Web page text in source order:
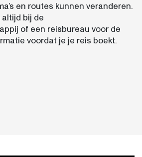
en routes kunnen veranderen.
bij de
of een reisbureau voor de
voordat je je reis boekt.